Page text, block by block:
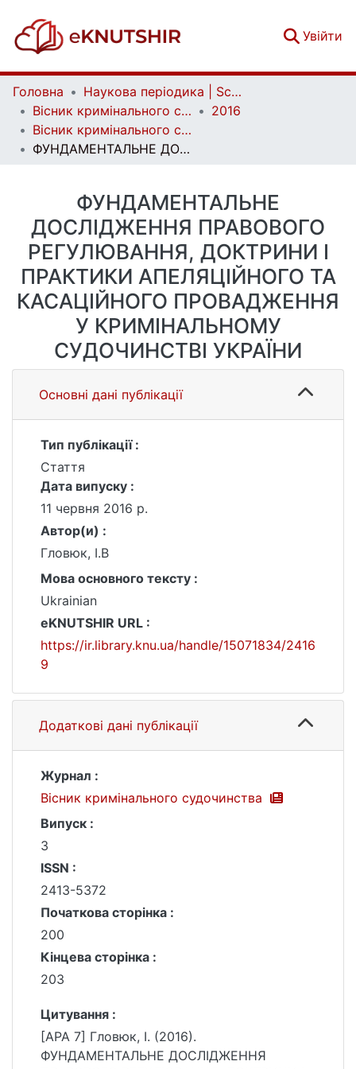
Увійти
Головна
Наукова періодика | Scientific periodicals
Вісник кримінального судочинства | Herald of criminal justice
2016
Вісник кримінального судочинства. № 3
ФУНДАМЕНТАЛЬНЕ ДОСЛІДЖЕННЯ ПРАВОВОГО РЕГУЛЮВАННЯ, ДОКТРИНИ І ПРАКТИКИ АПЕЛЯЦІЙНОГО ТА КАСАЦІЙНОГО ПРОВАДЖЕННЯ У КРИМІНАЛЬНОМУ СУДОЧИНСТВІ УКРАЇНИ
ФУНДАМЕНТАЛЬНЕ
ДОСЛІДЖЕННЯ ПРАВОВОГО
РЕГУЛЮВАННЯ, ДОКТРИНИ І
ПРАКТИКИ АПЕЛЯЦІЙНОГО ТА
КАСАЦІЙНОГО ПРОВАДЖЕННЯ
У КРИМІНАЛЬНОМУ
СУДОЧИНСТВІ УКРАЇНИ
Основні дані публікації
Тип публікації :
Стаття
Дата випуску :
11 червня 2016 р.
Автор(и) :
Гловюк, І.В
Мова основного тексту :
Ukrainian
eKNUTSHIR URL :
https://ir.library.knu.ua/handle/15071834/2416
9
Додаткові дані публікації
Журнал :
Вісник кримінального судочинства
Випуск :
3
ISSN :
2413-5372
Початкова сторінка :
200
Кінцева сторінка :
203
Цитування :
[APA 7] Гловюк, І. (2016).
ФУНДАМЕНТАЛЬНЕ ДОСЛІДЖЕННЯ